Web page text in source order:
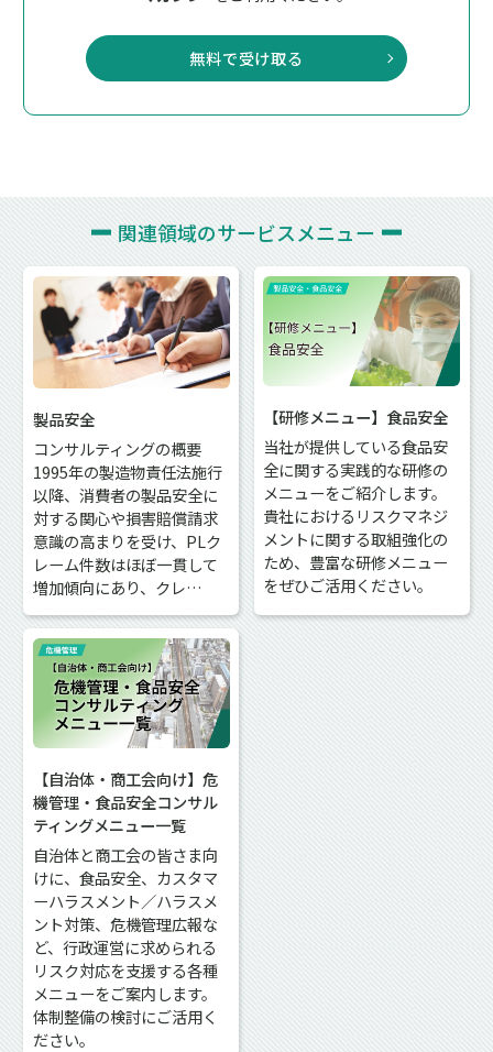
無料で受け取る
関連領域のサービスメニュー
製品安全
コンサルティングの概要
1995年の製造物責任法施行
以降、消費者の製品安全に
対する関心や損害賠償請求
意識の高まりを受け、PLク
レーム件数はほぼ一貫して
増加傾向にあり、クレ…
【研修メニュー】食品安全
当社が提供している食品安
全に関する実践的な研修の
メニューをご紹介します。
貴社におけるリスクマネジ
メントに関する取組強化の
ため、豊富な研修メニュー
をぜひご活用ください。
【自治体・商工会向け】危
機管理・食品安全コンサル
ティングメニュー一覧
自治体と商工会の皆さま向
けに、食品安全、カスタマ
ーハラスメント／ハラスメ
ント対策、危機管理広報な
ど、行政運営に求められる
リスク対応を支援する各種
メニューをご案内します。
体制整備の検討にご活用く
ださい。